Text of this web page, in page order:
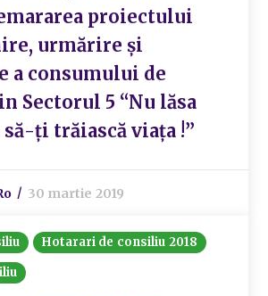
proiectului
urmărire și
a consumului de
Sectorul 5 “Nu lăsa
ți trăiască viața !”
30 martie 2019
Hotarari de consiliu 2018